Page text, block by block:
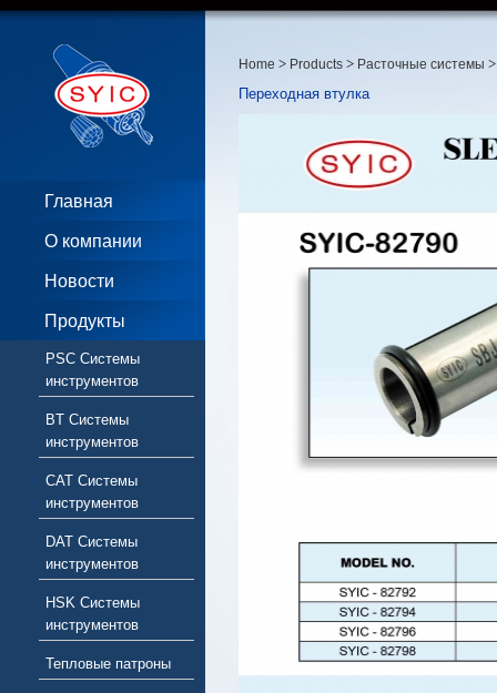
Главная
О компании
Новости
Продукты
PSC Системы
инструментов
BT Системы
инструментов
CAT Системы
инструментов
DAT Системы
инструментов
HSK Системы
инструментов
Тепловые патроны
Home > Products > Расточные системы
Переходная втулка